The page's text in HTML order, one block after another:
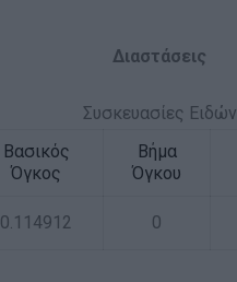
Διαστάσεις
Συσκευασίες Ειδών
Βασικός
Όγκος
Βήμα
Όγκου
0.114912 0